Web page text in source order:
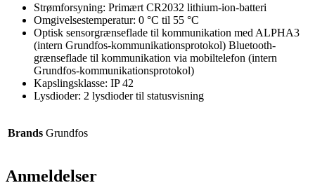
Strømforsyning: Primært CR2032 lithium-ion-batteri
Omgivelsestemperatur: 0 °C til 55 °C
Optisk sensorgrænseflade til kommunikation med ALPHA3
(intern Grundfos-kommunikationsprotokol) Bluetooth-
grænseflade til kommunikation via mobiltelefon (intern
Grundfos-kommunikationsprotokol)
Kapslingsklasse: IP 42
Lysdioder: 2 lysdioder til statusvisning
Brands Grundfos
Anmeldelser